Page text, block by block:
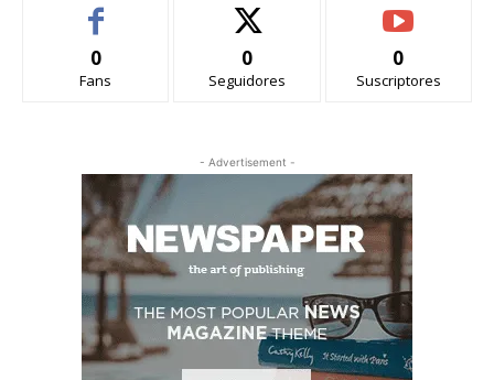
0
Fans
0
Seguidores
0
Suscriptores
- Advertisement -